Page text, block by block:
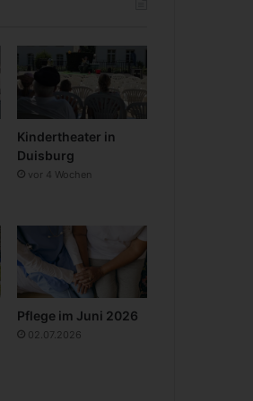
Kindertheater in
Duisburg
vor 4 Wochen
Pflege im Juni 2026
02.07.2026